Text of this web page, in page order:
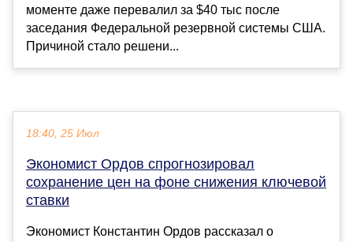
моменте даже перевалил за $40 тыс после
заседания Федеральной резервной системы США.
Причиной стало решени...
18:40, 25 Июл
Экономист Ордов спрогнозировал
сохранение цен на фоне снижения ключевой
ставки
Экономист Константин Ордов рассказал о